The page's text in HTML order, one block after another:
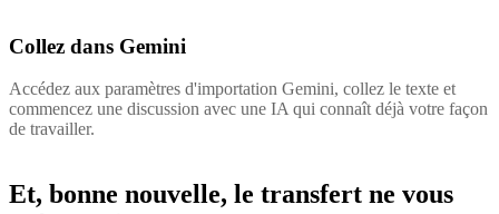
Collez dans Gemini
Accédez aux paramètres d'importation Gemini, collez le texte et
commencez une discussion avec une IA qui connaît déjà votre façon
de travailler.
Et, bonne nouvelle, le transfert ne vous